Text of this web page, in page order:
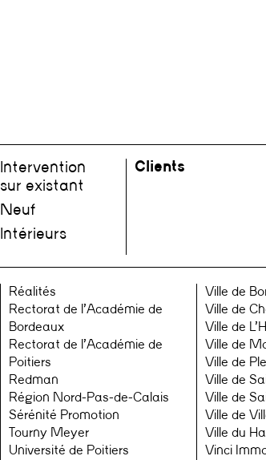
Intervention
sur existant
Neuf
Intérieurs
Clients
Réalités
Rectorat de l’Académie de
Bordeaux
Rectorat de l’Académie de
Poitiers
Redman
Région Nord-Pas-de-Calais
Sérénité Promotion
Tourny Meyer
Université de Poitiers
Ville de
Ville de
Ville de
Ville de
Ville de
Ville de
Ville de
Ville de
Ville du
Vinci